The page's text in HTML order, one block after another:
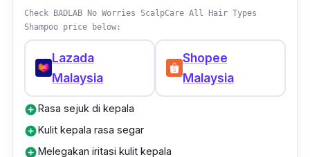
Check BADLAB No Worries ScalpCare All Hair Types
Shampoo price below:
Lazada
Malaysia
Shopee
Malaysia
add_circleRasa sejuk di kepala
add_circleKulit kepala rasa segar
add_circleMelegakan iritasi kulit kepala